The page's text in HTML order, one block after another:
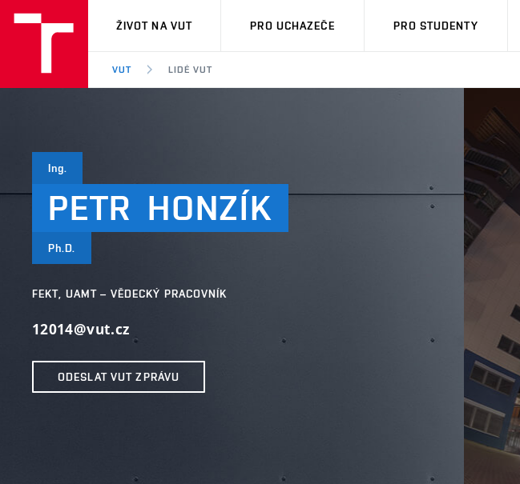
VUT
ŽIVOT NA VUT PRO UCHAZEČE PRO STUDENTY
VUT LIDÉ VUT
Ing.
PETR HONZÍK
Ph.D.
FEKT, UAMT – VĚDECKÝ PRACOVNÍK
12014@vut.cz
ODESLAT VUT ZPRÁVU